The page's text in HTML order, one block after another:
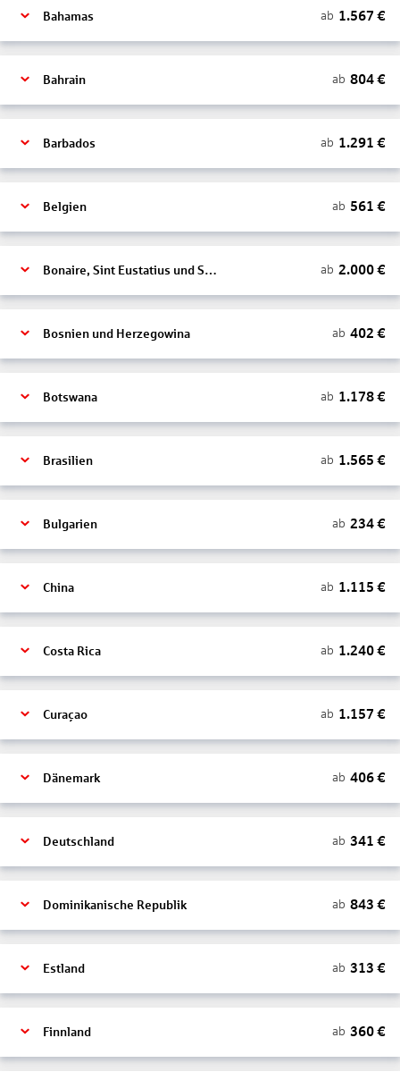
Bahamas ab 1.567 €
Bahrain ab 804€
Barbados ab 1.291 €
Belgien ab 561 €
Bonaire, Sint Eustatius und Saba ab 2.000€
Bosnien und Herzegowina ab 402 €
Botswana ab 1.178€
Brasilien ab 1.565 €
Bulgarien ab 234€
China ab 1.115 €
Costa Rica ab 1.240€
Curaçao ab 1.157 €
Dänemark ab 406€
Deutschland ab 341 €
Dominikanische Republik ab 843 €
Estland ab 313 €
Finnland ab 360€